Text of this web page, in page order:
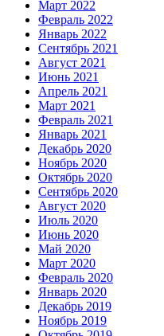
Март 2022
Февраль 2022
Январь 2022
Сентябрь 2021
Август 2021
Июнь 2021
Апрель 2021
Март 2021
Февраль 2021
Январь 2021
Декабрь 2020
Ноябрь 2020
Октябрь 2020
Сентябрь 2020
Август 2020
Июль 2020
Июнь 2020
Май 2020
Март 2020
Февраль 2020
Январь 2020
Декабрь 2019
Ноябрь 2019